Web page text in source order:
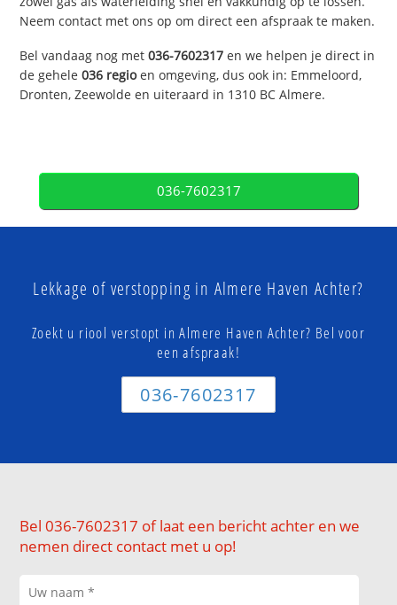
Neem contact met ons op om direct een afspraak te maken.
Bel vandaag nog met036-7602317 en we helpen je direct in
de gehele036 regioen omgeving, dus ook in: Emmeloord,
Dronten, Zeewolde en uiteraard in 1310 BC Almere.
036-7602317
Lekkage of verstopping in Almere Haven Achter?
Zoekt u riool verstopt in Almere Haven Achter? Bel voor
een afspraak!
036-7602317
Bel 036-7602317 of laat een bericht achter en we
nemen direct contact met u op!